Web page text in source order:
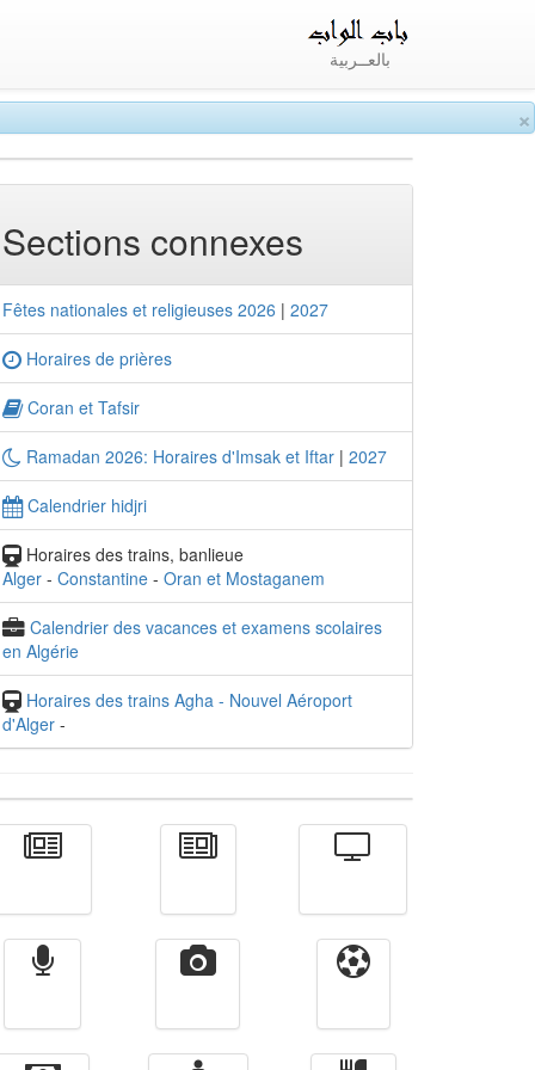
×
بالعــربية
Sections connexes
Fêtes nationales et religieuses 2026 | 2027
Horaires de prières
Coran et Tafsir
Ramadan 2026: Horaires d'Imsak et Iftar | 2027
Calendrier hidjri
Horaires des trains, banlieue
Alger - Constantine - Oran et Mostaganem
Calendrier des vacances et examens scolaires
en Algérie
Horaires des trains Agha - Nouvel Aéroport
d'Alger -